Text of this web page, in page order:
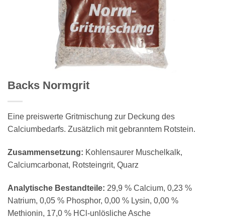
Backs Normgrit
Eine preiswerte Gritmischung zur Deckung des
Calciumbedarfs. Zusätzlich mit gebranntem Rotstein.
Zusammensetzung: Kohlensaurer Muschelkalk,
Calciumcarbonat, Rotsteingrit, Quarz
Analytische Bestandteile: 29,9 % Calcium, 0,23 %
Natrium, 0,05 % Phosphor, 0,00 % Lysin, 0,00 %
Methionin, 17,0 % HCl-unlösliche Asche